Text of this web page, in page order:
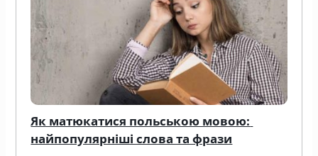
Як матюкатися польською мовою:
найпопулярніші слова та фрази